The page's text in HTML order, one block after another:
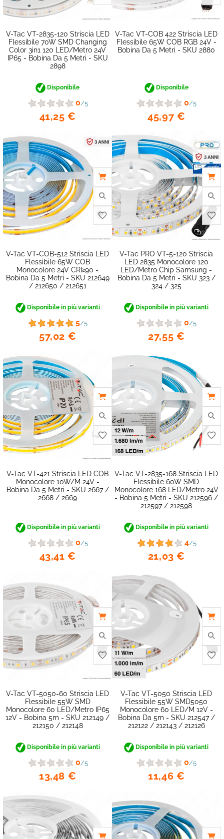
favorite_border
V-Tac VT-2835-120 Striscia LED
Flessibile 70W SMD Changing
Color 3in1 120 LED/metro 24V
IP65 - Bobina Da 5 Metri - SKU
2898
Disponibile
0/5
41,25 €
favorite_border
V-Tac VT-COB 422 Striscia LED
Flessibile 65W COB RGB 24V -
Bobina Da 5 Metri - SKU 2880
Disponibile
0/5
45,97 €
V-Tac VT-COB-512 Striscia LED
Flessibile 65W COB
Monocolore 24V CRI≥90 -
Bobina Da 5 Metri - SKU 212649
/ 212650 / 212651
Disponibile in più varianti
5/5
57,02 €
V-Tac PRO VT-5-120 Striscia
LED 2835 Monocolore 120
LED/metro Chip Samsung -
Bobina Da 5 Metri - SKU 323 /
324 / 325
Disponibile in più varianti
0/5
27,55 €
V-Tac VT-421 Striscia LED COB
Monocolore 10W/M 24V -
Bobina Da 5 Metri - SKU 2667 /
2668 / 2669
Disponibile in più varianti
0/5
43,41 €
favorite_border
V-Tac VT-2835-168 Striscia LED
Flessibile 60W SMD
Monocolore 168 LED/metro 24V
- Bobina 5 Metri - SKU 212596 /
212597 / 212598
Disponibile in più varianti
4/5
21,03 €
V-Tac VT-5050-60 Striscia LED
Flessibile 55W SMD
Monocolore 60 LED/metro IP65
12V - Bobina 5m - SKU 212149 /
212150 / 212148
Disponibile in più varianti
0/5
13,48 €
V-Tac VT-5050 Striscia LED
Flessibile 55W SMD5050
Monocolore 60 LED/m 12V -
Bobina Da 5m - SKU 212547 /
212122 / 212143 / 212126
Disponibile in più varianti
0/5
11,46 €